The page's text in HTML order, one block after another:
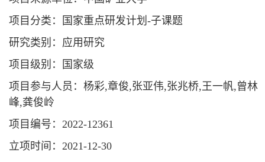
项目分类：国家重点研发计划-子课题
研究类别：应用研究
项目级别：国家级
项目参与人员：杨彩,章俊,张亚伟,张兆桥,王一帆,曾林
峰,龚俊岭
项目编号：2022-12361
立项时间：2021-12-30